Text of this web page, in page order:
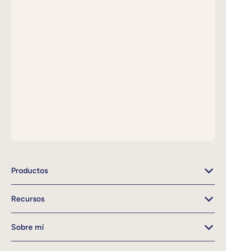
Productos
Recursos
Sobre mí